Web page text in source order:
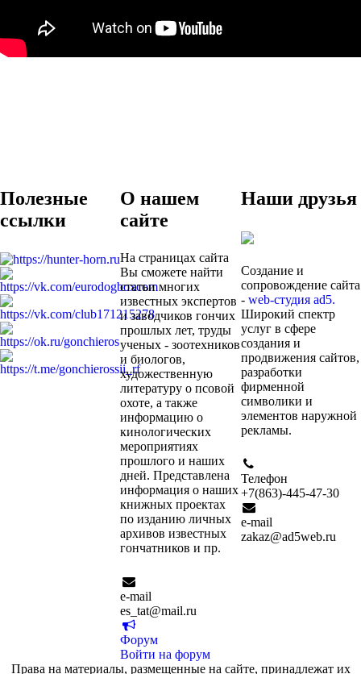
Полезные
ссылки
О нашем
сайте
На страницах сайта
Вы сможете найти
статьи многих
известных экспертов
и заводчиков гончих
прошлых лет, труды
ученых - зоотехников
и биологов,
художественную
литературу о псовой
охоте, а также
информацию о
кинологических
мероприятиях
прошлого и наших
дней. Представлена
информация о наших
книжных проектах
по изданию личных
архивов известных
гончатников и пр.
e-mail
es_tat@mail.ru
Форум
Войти на форум
Наши друзья
Создание и
сопровождение сайта
- web-студия ad5.
Широкий спектр
услуг в сфере
создания и
продвижения сайтов,
разработки
фирменной
символики и
элементов наружной
рекламы.
Телефон
+7(863)-445-47-30
e-mail
zakaz@ad5web.ru
Права на материалы, размещенные на сайте, принадлежат их